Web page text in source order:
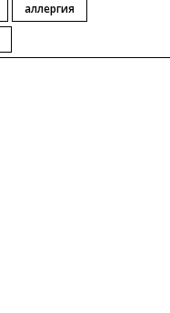
аллергия